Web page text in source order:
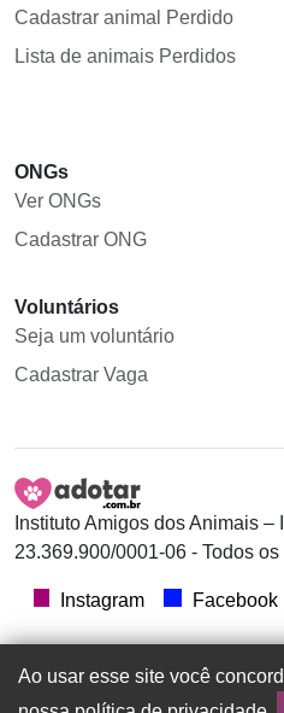
Cadastrar animal Perdido
Lista de animais Perdidos
ONGs
Ver ONGs
Cadastrar ONG
Voluntários
Seja um voluntário
Cadastrar Vaga
Instituto Amigos dos Animais –
23.369.900/0001-06 - Todos
Instagram Facebook
Ao usar esse site você